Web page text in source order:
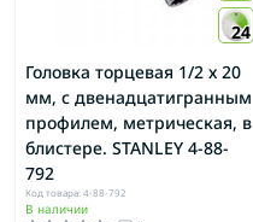
24
Головка торцевая 1/2 х 20
мм, с двенадцатигранным
профилем, метрическая, в
блистере. STANLEY 4-88-
792
Код товара: 4-88-792
В наличии